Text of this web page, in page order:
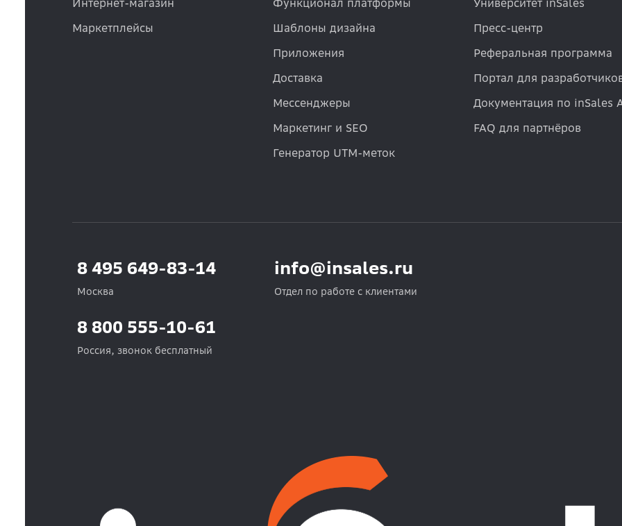
Интернет-магазин
Маркетплейсы
Функционал платформы
Шаблоны дизайна
Приложения
Доставка
Мессенджеры
Маркетинг и SEO
Генератор UTM-меток
Университет inSales
Пресс-центр
Реферальная программа
Портал для
Документация по inSales
FAQ для партнёров
8 495 649-83-14
Москва
info@insales.ru
Отдел по работе с клиентами
8 800 555-10-61
Россия, звонок бесплатный